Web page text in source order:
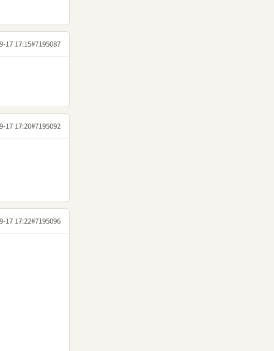
17 17:15#7195087
17 17:20#7195092
17 17:22#7195096